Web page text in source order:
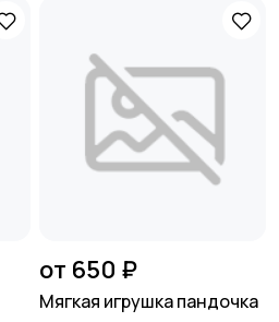
от 650 ₽
Мягкая игрушка пандочка